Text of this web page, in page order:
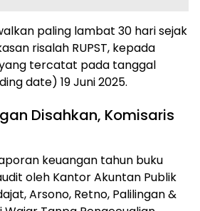
paling lambat 30 hari sejak
risalah RUPST, kepada
tercatat pada tanggal
date) 19 Juni 2025.
Disahkan, Komisaris
keuangan tahun buku
oleh Kantor Akuntan Publik
Arsono, Retno, Palilingan &